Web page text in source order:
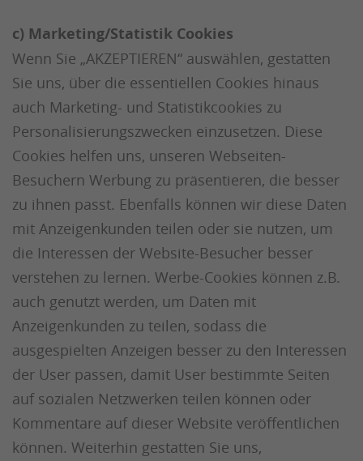
c) Marketing/Statistik Cookies
Wenn Sie „AKZEPTIEREN“ auswählen, gestatten
Sie uns, über die essentiellen Cookies hinaus
auch Marketing- und Statistikcookies zu
Personalisierungszwecken einzusetzen. Diese
Cookies helfen uns, unseren Webseiten-
Besuchern Werbung zu präsentieren, die besser
zu ihnen passt. Ebenfalls können wir diese Daten
mit Anzeigenkunden teilen oder sie nutzen, um
die Interessen der Website-Besucher besser
verstehen zu lernen. Werbe-Cookies können z.B.
auch genutzt werden, um Daten mit
Anzeigenkunden zu teilen, sodass die
ausgespielten Anzeigen besser zu den Interessen
der User passen, damit User bestimmte Seiten
auf sozialen Netzwerken teilen können oder
Kommentare auf dieser Website veröffentlichen
können. Weiterhin gestatten Sie uns,